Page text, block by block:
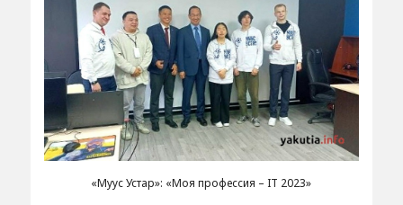
«Муус Устар»: «Моя профессия – IТ 2023»